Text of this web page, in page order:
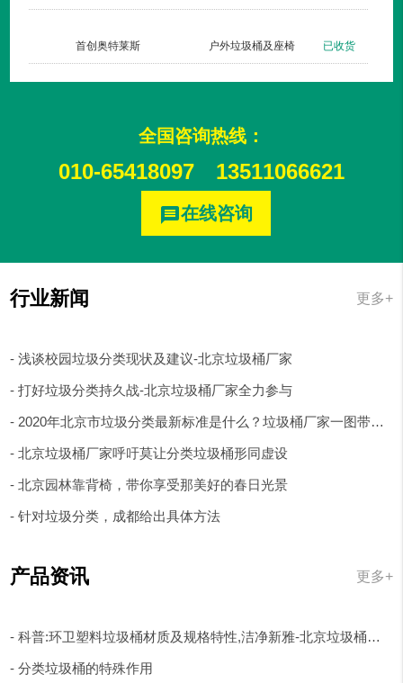
首创奥特莱斯 户外垃圾桶及座椅 已收货
全国咨询热线：
010-65418097 13511066621
message在线咨询
行业新闻 更多+
- 浅谈校园垃圾分类现状及建议-北京垃圾桶厂家
- 打好垃圾分类持久战-北京垃圾桶厂家全力参与
- 2020年北京市垃圾分类最新标准是什么？垃圾桶厂家一图带你了解
- 北京垃圾桶厂家呼吁莫让分类垃圾桶形同虚设
- 北京园林靠背椅，带你享受那美好的春日光景
- 针对垃圾分类，成都给出具体方法
产品资讯 更多+
- 科普:环卫塑料垃圾桶材质及规格特性,洁净新雅-北京垃圾桶厂家
- 分类垃圾桶的特殊作用